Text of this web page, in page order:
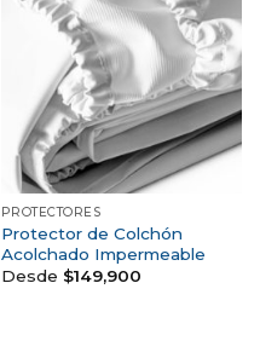
PROTECTORES
Protector de Colchón
Acolchado Impermeable
Desde $149,900